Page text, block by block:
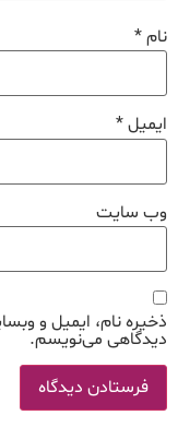
نام*
ایمیل*
وب‌ سایت
ذخیره نام، ایمیل و
دیدگاهی می‌نویسم.